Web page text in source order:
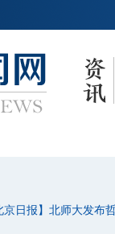
京日报】北师大发布